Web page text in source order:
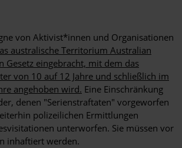
von Aktivist*innen und Organisationen
australische Territorium Australian
Gesetz eingebracht, mit dem das
von 10 auf 12 Jahre und schließlich im
angehoben wird. Eine Einschränkung
denen "Serienstraftaten" vorgeworfen
polizeilichen Ermittlungen
unterworfen. Sie müssen vor
inhaftiert werden.